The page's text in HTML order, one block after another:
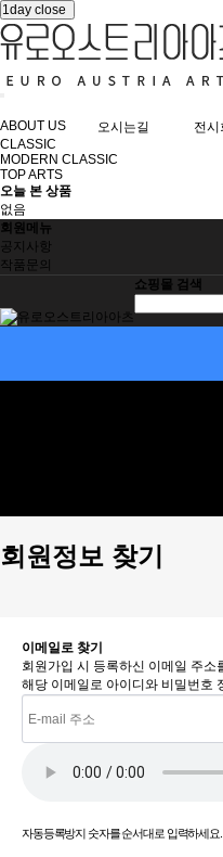
1day close
ABOUT US 오시는길 전시
CLASSIC
MODERN CLASSIC
TOP ARTS
오늘 본 상품
없음
회원메뉴
공지사항
작품문의
쇼핑몰 검색
회원정보 찾기
이메일로 찾기
회원가입 시 등록하신 이메일 주소
해당 이메일로 아이디와 비밀번호
자동등록방지 숫자를 순서대로 입력하세요.